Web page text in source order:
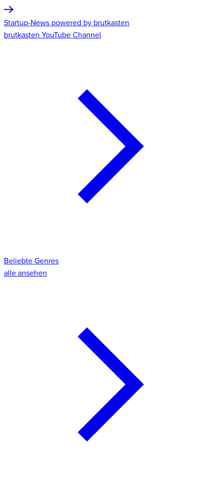
Startup-News powered by brutkasten
brutkasten YouTube Channel
Beliebte Genres
alle ansehen